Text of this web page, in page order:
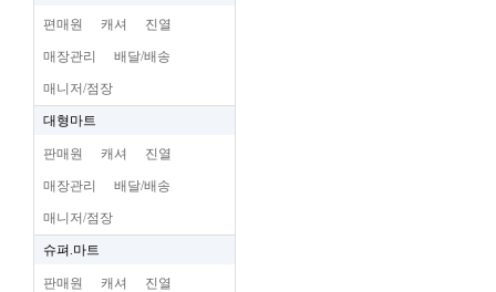
편매원 캐셔 진열
매장관리 배달/배송
매니저/점장
대형마트
판매원 캐셔 진열
매장관리 배달/배송
매니저/점장
슈펴.마트
판매원 캐셔 진열